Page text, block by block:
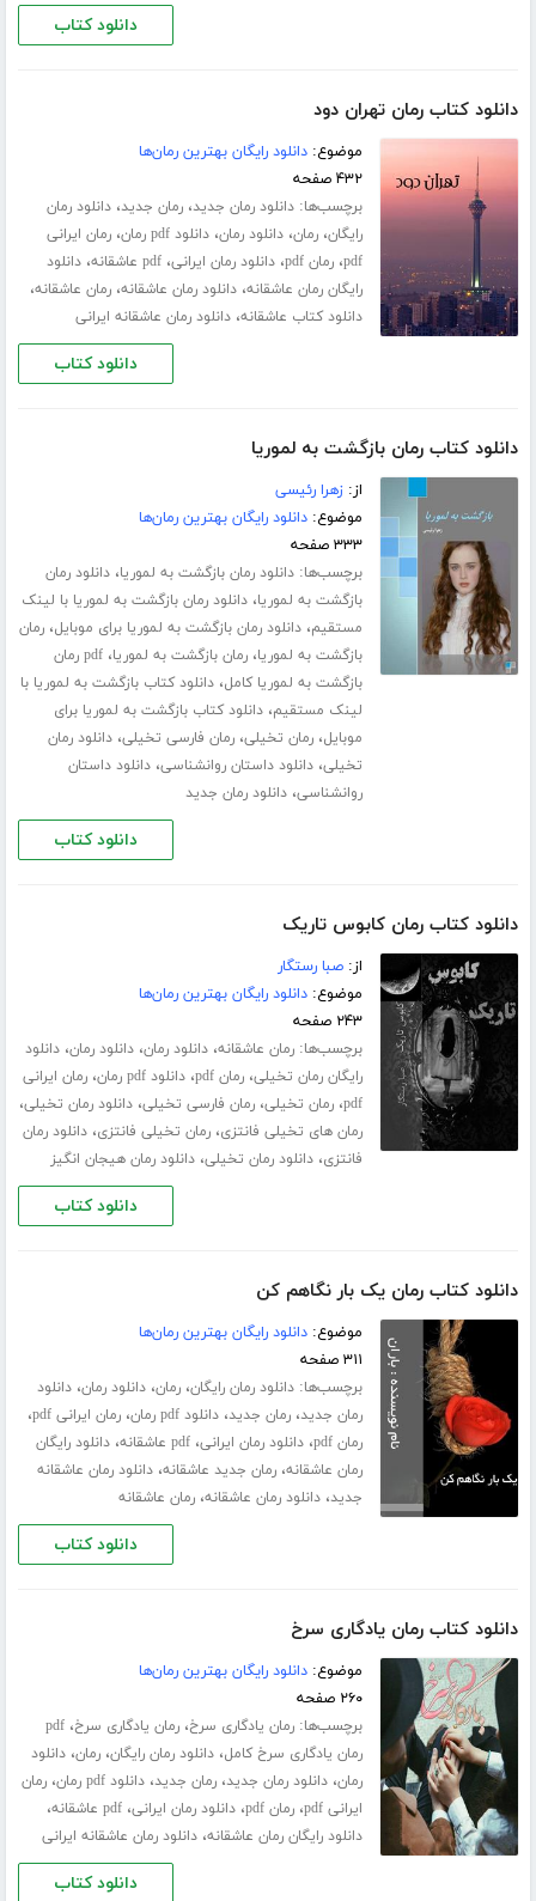
دانلود کتاب
دانلود کتاب رمان تهران دود
موضوع:دانلود رایگان بهترین رمان‌ها
۴۳۲ صفحه
برچسب‌ها:دانلود رمان جدید،رمان جدید،دانلود رمان
رایگان،رمان،دانلود رمان،دانلود pdf رمان ،رمان ایرانی
pdf،رمان pdf ،دانلود رمان ایرانی،pdf عاشقانه ،دانلود
رایگان رمان عاشقانه،دانلود رمان عاشقانه،رمان عاشقانه،
دانلود کتاب عاشقانه،دانلود رمان عاشقانه ایرانی
دانلود کتاب
دانلود کتاب رمان بازگشت به لموریا
از:زهرا رئیسی
موضوع:دانلود رایگان بهترین رمان‌ها
۳۳۳ صفحه
برچسب‌ها:دانلود رمان بازگشت به لموریا،دانلود رمان
بازگشت به لموریا،دانلود رمان بازگشت به لموریا با لینک
مستقیم،دانلود رمان بازگشت به لموریا برای موبایل،رمان
بازگشت به لموریا،رمان بازگشت به لموریا،
pdf رمان
بازگشت به لموریا کامل،دانلود کتاب بازگشت به لموریا با
لینک مستقیم،دانلود کتاب بازگشت به لموریا برای
موبایل،رمان تخیلی،رمان فارسی تخیلی،دانلود رمان
تخیلی،دانلود داستان روانشناسی،دانلود داستان
روانشناسی،دانلود رمان جدید
دانلود کتاب
دانلود کتاب رمان کابوس تاریک
از:صبا رستگار
موضوع:دانلود رایگان بهترین رمان‌ها
۲۴۳ صفحه
برچسب‌ها:رمان عاشقانه،دانلود رمان،دانلود رمان،دانلود
رایگان رمان تخیلی،رمان pdf ،دانلود pdf رمان ،رمان ایرانی
pdf،رمان تخیلی،رمان فارسی تخیلی،دانلود رمان تخیلی،
رمان های تخیلی فانتزی،رمان تخیلی فانتزی،دانلود رمان
فانتزی،دانلود رمان تخیلی،دانلود رمان هیجان انگیز
دانلود کتاب
دانلود کتاب رمان یک بار نگاهم کن
موضوع:دانلود رایگان بهترین رمان‌ها
۳۱۱ صفحه
برچسب‌ها:دانلود رمان رایگان،رمان،دانلود رمان،دانلود
رمان جدید،رمان جدید،دانلود pdf رمان ،رمان ایرانی pdf ،
رمان pdf ،دانلود رمان ایرانی،pdf عاشقانه ،دانلود رایگان
رمان عاشقانه،رمان جدید عاشقانه،دانلود رمان عاشقانه
جدید،دانلود رمان عاشقانه،رمان عاشقانه
دانلود کتاب
دانلود کتاب رمان یادگاری سرخ
موضوع:دانلود رایگان بهترین رمان‌ها
۲۶۰ صفحه
برچسب‌ها:رمان یادگاری سرخ،رمان یادگاری سرخ،pdf
رمان یادگاری سرخ کامل،دانلود رمان رایگان،رمان،دانلود
رمان،دانلود رمان جدید،رمان جدید،دانلود pdf رمان ،رمان
ایرانی pdf
،رمان pdf ،دانلود رمان ایرانی،pdf عاشقانه ،
دانلود رایگان رمان عاشقانه،دانلود رمان عاشقانه ایرانی
دانلود کتاب